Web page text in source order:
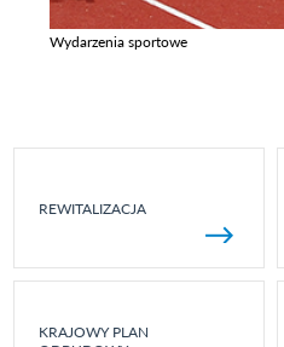
Wydarzenia sportowe
REWITALIZACJA
KRAJOWY PLAN